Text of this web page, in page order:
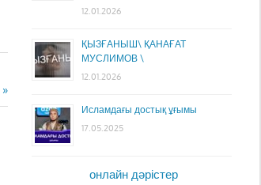
12.01.2026
ҚЫЗҒАНЫШ\ ҚАНАҒАТ
МУСЛИМОВ \
12.01.2026
Исламдағы достық ұғымы
17.05.2025
онлайн дәрістер